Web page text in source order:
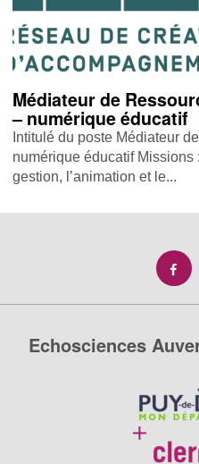
Médiateur de
– numérique éducatif
Intitulé du poste Médiateur
numérique éducatif Missions
gestion, l’animation et le...
Echosciences